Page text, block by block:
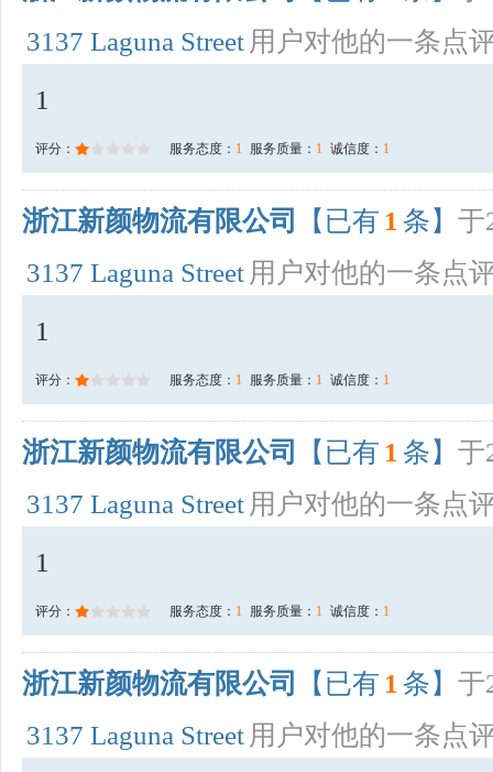
3137 Laguna Street 用户对他的一条点
1
评分： 服务态度： 1 服务质量： 1 诚信度： 1
浙江新颜物流有限公司 【已有 1 条】 于
3137 Laguna Street 用户对他的一条点
1
评分： 服务态度： 1 服务质量： 1 诚信度： 1
浙江新颜物流有限公司 【已有 1 条】 于
3137 Laguna Street 用户对他的一条点
1
评分： 服务态度： 1 服务质量： 1 诚信度： 1
浙江新颜物流有限公司 【已有 1 条】 于
3137 Laguna Street 用户对他的一条点